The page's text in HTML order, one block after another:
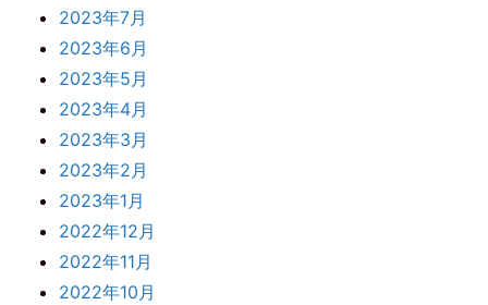
2023年7月
2023年6月
2023年5月
2023年4月
2023年3月
2023年2月
2023年1月
2022年12月
2022年11月
2022年10月